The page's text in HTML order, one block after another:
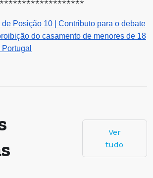
***
de Posição 10 | Contributo para o debate
do casamento de menores de 18
Ver
tudo